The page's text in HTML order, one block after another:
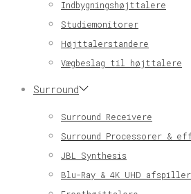
Indbygningshøjttalere
Studiemonitorer
Højttalerstandere
Vægbeslag til højttalere
Surround
Surround Receivere
Surround Processorer &
JBL Synthesis
Blu-Ray & 4K UHD